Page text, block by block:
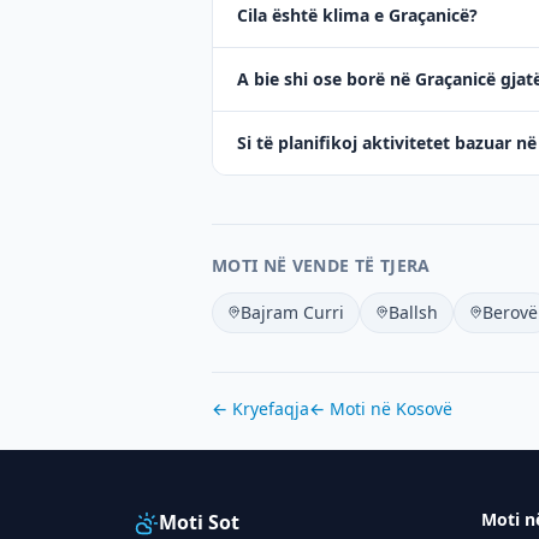
Cila është klima e Graçanicë?
A bie shi ose borë në Graçanicë
Si të planifikoj aktivitetet bazuar në
MOTI NË VENDE TË TJERA
Bajram Curri Ballsh Berovë
← Kryefaqja← Moti në Kosovë
Moti Sot Moti